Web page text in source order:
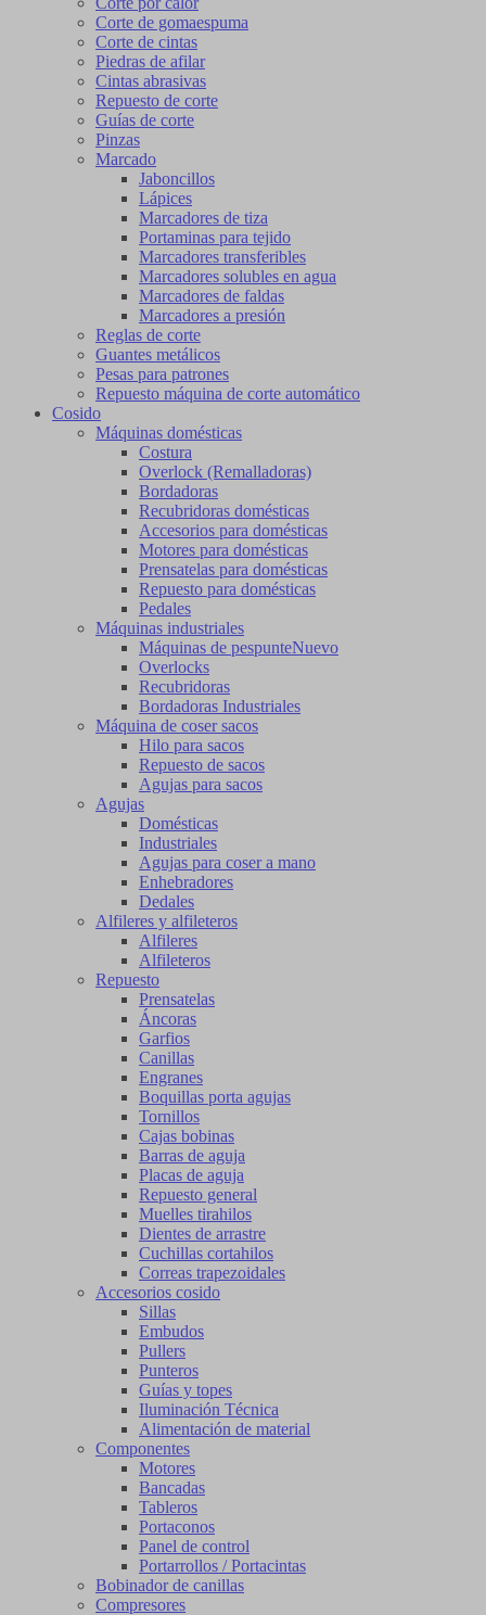
Corte de gomaespuma
Corte de cintas
Piedras de afilar
Cintas abrasivas
Repuesto de corte
Guías de corte
Pinzas
Marcado
Jaboncillos
Lápices
Marcadores de tiza
Portaminas para tejido
Marcadores transferibles
Marcadores solubles en agua
Marcadores de faldas
Marcadores a presión
Reglas de corte
Guantes metálicos
Pesas para patrones
Repuesto máquina de corte automático
Cosido
Máquinas domésticas
Costura
Overlock (Remalladoras)
Bordadoras
Recubridoras domésticas
Accesorios para domésticas
Motores para domésticas
Prensatelas para domésticas
Repuesto para domésticas
Pedales
Máquinas industriales
Máquinas de pespunteNuevo
Overlocks
Recubridoras
Bordadoras Industriales
Máquina de coser sacos
Hilo para sacos
Repuesto de sacos
Agujas para sacos
Agujas
Domésticas
Industriales
Agujas para coser a mano
Enhebradores
Dedales
Alfileres y alfileteros
Alfileres
Alfileteros
Repuesto
Prensatelas
Áncoras
Garfios
Canillas
Engranes
Boquillas porta agujas
Tornillos
Cajas bobinas
Barras de aguja
Placas de aguja
Repuesto general
Muelles tirahilos
Dientes de arrastre
Cuchillas cortahilos
Correas trapezoidales
Accesorios cosido
Sillas
Embudos
Pullers
Punteros
Guías y topes
Iluminación Técnica
Alimentación de material
Componentes
Motores
Bancadas
Tableros
Portaconos
Panel de control
Portarrollos / Portacintas
Bobinador de canillas
Compresores